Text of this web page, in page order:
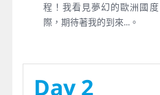
程！我看見夢幻的歐洲國
際，期待著我的到來...。
Day 2